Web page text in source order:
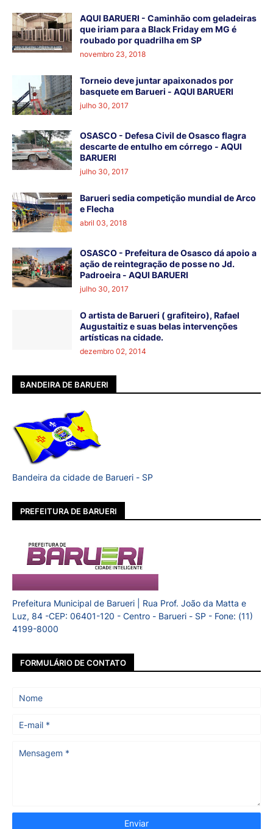
AQUI BARUERI - Caminhão com geladeiras
que iriam para a Black Friday em MG é
roubado por quadrilha em SP
novembro 23, 2018
Torneio deve juntar apaixonados por
basquete em Barueri - AQUI BARUERI
julho 30, 2017
OSASCO - Defesa Civil de Osasco flagra
descarte de entulho em córrego - AQUI
BARUERI
julho 30, 2017
Barueri sedia competição mundial de Arco
e Flecha
abril 03, 2018
OSASCO - Prefeitura de Osasco dá apoio a
ação de reintegração de posse no Jd.
Padroeira - AQUI BARUERI
julho 30, 2017
O artista de Barueri ( grafiteiro), Rafael
Augustaitiz e suas belas intervenções
artísticas na cidade.
dezembro 02, 2014
BANDEIRA DE BARUERI
Bandeira da cidade de Barueri - SP
PREFEITURA DE BARUERI
Prefeitura Municipal de Barueri | Rua Prof. João da Matta e
Luz, 84 -CEP: 06401-120 - Centro - Barueri - SP - Fone: (11)
4199-8000
FORMULÁRIO DE CONTATO